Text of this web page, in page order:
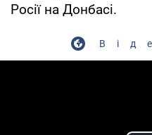
Росії на Донбасі.